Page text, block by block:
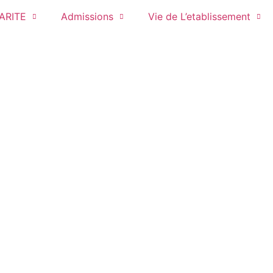
Admissions Vie de L’etablissement